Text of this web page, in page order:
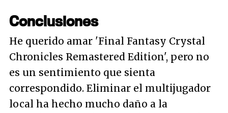
Conclusiones
He querido amar 'Final Fantasy Crystal
Chronicles Remastered Edition', pero no
es un sentimiento que sienta
correspondido. Eliminar el multijugador
local ha hecho mucho daño a la